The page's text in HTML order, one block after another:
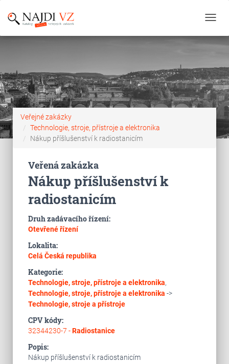
Veřejné zakázky
Technologie, stroje, přístroje a elektronika
Nákup příšlušenství k radiostanicím
Veřená zakázka
Nákup příšlušenství k
radiostanicím
Druh zadávacího řízení:
Otevřené řízení
Lokalita:
Celá Česká republika
Kategorie:
Technologie, stroje, přístroje a elektronika,
Technologie, stroje, přístroje a elektronika ->
Technologie, stroje a přístroje
CPV kódy:
32344230-7 -Radiostanice
Popis:
Nákup příšlušenství k radiostanicím